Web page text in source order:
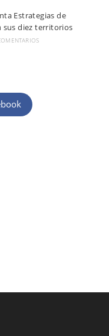
Estrategias de
sus diez territorios